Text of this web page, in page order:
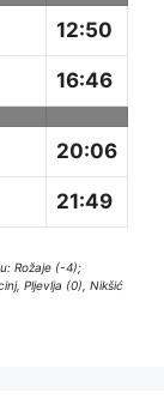
12:50
16:46
20:06
21:49
Rožaje (-4);
Pljevlja (0), Nikšić